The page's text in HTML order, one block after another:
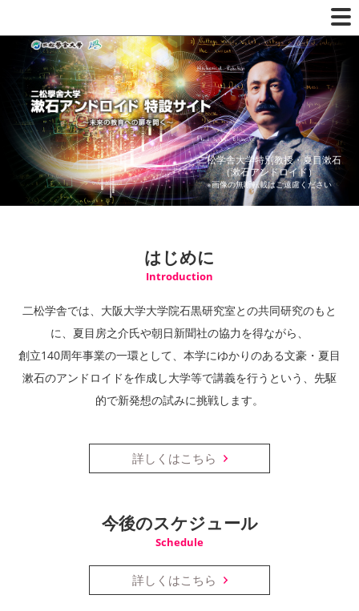
二松学舎大学特別教授・夏目漱石
（漱石アンドロイド）
※画像の無断転載はご遠慮ください
はじめに
Introduction
二松学舎では、大阪大学大学院石黒研究室との共同研究のもと
に、夏目房之介氏や朝日新聞社の協力を得ながら、
創立140周年事業の一環として、本学にゆかりのある文豪・夏目
漱石のアンドロイドを作成し大学等で講義を行うという、先駆
的で新発想の試みに挑戦します。
詳しくはこちら
今後のスケジュール
Schedule
詳しくはこちら